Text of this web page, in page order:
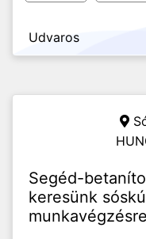
Udvaros
Segéd-
keresünk